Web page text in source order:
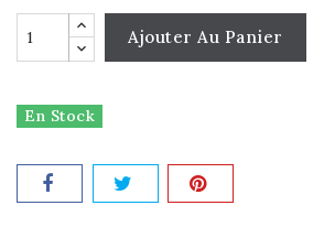
Ajouter Au Panier
En Stock